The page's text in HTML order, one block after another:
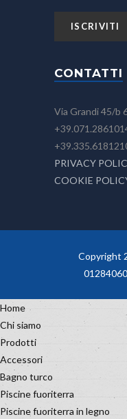
CONTATTI
Via Grandi 45/b
PRIVACY
COOKIE
Copyright
Home
Chi siamo
Prodotti
Accessori
Bagno turco
Piscine fuoriterra
Piscine fuoriterra in legno